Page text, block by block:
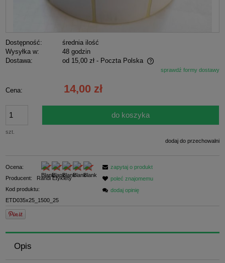
Dostępność:
średnia ilość
Wysyłka w:
48 godzin
Dostawa:
od 15,00 zł - Poczta Polska
Cena nie zawiera ewentualnych kosztów płatnościsprawdź formy dostawy
Cena: 14,00 zł
szt.
do koszyka
dodaj do przechowalni
Ocena:
Producent:
Randi Etykiety
Kod produktu:
ETD035x25_1500_25
zapytaj o produkt
poleć znajomemu
dodaj opinię
Opis